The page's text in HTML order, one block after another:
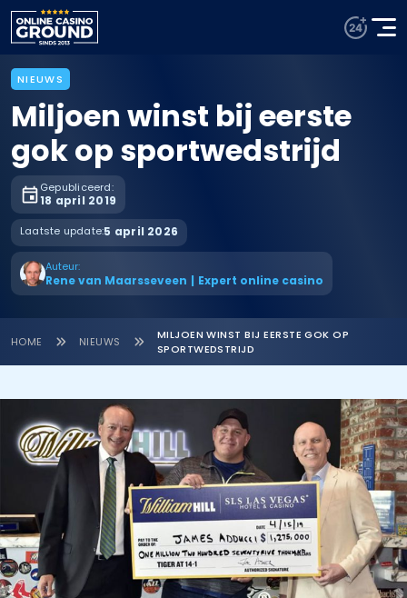
NIEUWS
Miljoen winst bij eerste
gok op sportwedstrijd
Gepubliceerd:
18 april 2019
Laatste update:5 april 2026
Auteur:
Rene van Maarsseveen | Expert online casino
HOME NIEUWS
MILJOEN WINST BIJ EERSTE GOK OP
SPORTWEDSTRIJD